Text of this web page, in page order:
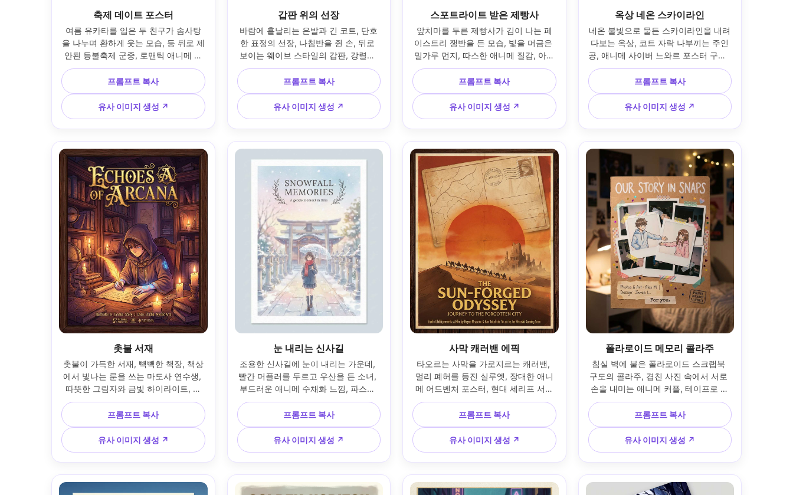
축제 데이트 포스터
여름 유카타를 입은 두 친구가 솜사탕
을 나누며 환하게 웃는 모습, 등 뒤로 제
안된 등불축제 군중, 로맨틱 애니메 포
스터 키아트, 손글씨 느낌 타이틀과 현
대 세리프 서브 타이틀 혼합, 콘페티 포
인트, 구석에 작은 QR RSVP 요소, 하단
에 이름과 날짜 기재 공간, 인쇄 친화적
레이아웃, 부드러운 시네마틱 조명 --ar
4:5
프롬프트 복사
유사 이미지 생성 ↗
갑판 위의 선장
바람에 흩날리는 은발과 긴 코트, 단호
한 표정의 선장, 나침반을 쥔 손, 뒤로
보이는 웨이브 스타일의 갑판, 강렬한
실루엣으로 묘사된 영웅적 애니메 일러
스트, 고급스러운 블랙와 골드 타이틀,
상단에 엠블럼 문장, 깔끔한 크레딧 행,
은은한 비네트, 선물용 프레이밍 구도,
85mm 렌즈, 얕은 심도, 부드러운 시네
마틱 조명 --ar 4:5
프롬프트 복사
유사 이미지 생성 ↗
스포트라이트 받은 제빵사
앞치마를 두른 제빵사가 김이 나는 페
이스트리 쟁반을 든 모습, 빛을 머금은
밀가루 먼지, 따스한 애니메 질감, 아늑
한 주방 배경, 상단의 큼직하고 다정한
타이틀, 짧고 긍정적인 태그라인, 장식
테두리, 하단 헌정 공간, 프리미엄 인쇄
포스터 레이아웃, 85mm 렌즈, 얕은 심
도 --ar 4:5
프롬프트 복사
유사 이미지 생성 ↗
옥상 네온 스카이라인
네온 불빛으로 물든 스카이라인을 내려
다보는 옥상, 코트 자락 나부끼는 주인
공, 애니메 사이버 느와르 포스터 구도,
타이틀로 향하는 강한 이끎선, 홀로그
램 스티커 포인트, 타이포그래피 주변
의 깔끔한 여백, 은은한 필름 그레인, 수
집용 인쇄 분위기, 85mm 렌즈, 얕은 심
도, 부드러운 시네마틱 조명 --ar 4:5
프롬프트 복사
유사 이미지 생성 ↗
촛불 서재
촛불이 가득한 서재, 빽빽한 책장, 책상
에서 빛나는 룬을 쓰는 마도사 연수생,
따뜻한 그림자와 금빛 하이라이트, 애
니메 판타지 포스터 키아트, 금박 모노
그램의 장식 타이틀, 하단 크레딧, 두꺼
운 액자용 테두리 --ar 4:5
프롬프트 복사
유사 이미지 생성 ↗
눈 내리는 신사길
조용한 신사길에 눈이 내리는 가운데,
빨간 머플러를 두르고 우산을 든 소녀,
부드러운 애니메 수채화 느낌, 파스텔
팔레트, 중앙의 우아한 타이틀, 짧은 태
그라인, 미니멀 월계수, 인쇄용 여백, 은
은한 종이 질감, 선물용 포스터 레이아
웃, 85mm 렌즈, 얕은 심도, 부드러운
시네마틱 조명 --ar 4:5
프롬프트 복사
유사 이미지 생성 ↗
사막 캐러밴 에픽
타오르는 사막을 가로지르는 캐러밴,
멀리 폐허를 등진 실루엣, 장대한 애니
메 어드벤처 포스터, 현대 세리프 서체
의 굵은 타이틀, 엽서 느낌 그래픽 오버
레이, 도장과 지도 선, 하단 크레딧, 액
자용 여백, 85mm 렌즈, 얕은 심도 --ar
4:5
프롬프트 복사
유사 이미지 생성 ↗
폴라로이드 메모리 콜라주
침실 벽에 붙은 폴라로이드 스크랩북
구도의 콜라주, 겹친 사진 속에서 서로
손을 내미는 애니메 커플, 테이프로 고
정된 사진 같은 디자인, 장난스러운 콘
페티, 손글씨 타이틀, 깔끔한 크레딧 블
록, 짧은 헌정문구 공간, 인쇄 준비된 레
이아웃, 85mm 렌즈, 얕은 심도, 부드러
운 시네마틱 조명 --ar 4:5
프롬프트 복사
유사 이미지 생성 ↗